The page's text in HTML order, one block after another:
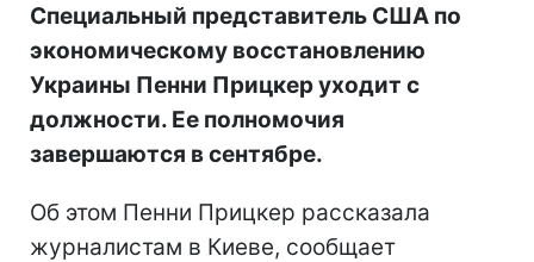
Специальный представитель США по
экономическому восстановлению
Украины Пенни Прицкер уходит с
должности. Ее полномочия
завершаются в сентябре.
Об этом Пенни Прицкер рассказала
журналистам в Киеве, сообщает